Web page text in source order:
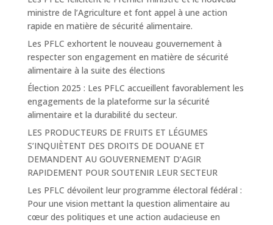
ministre de l’Agriculture et font appel à une action
rapide en matière de sécurité alimentaire.
Les PFLC exhortent le nouveau gouvernement à
respecter son engagement en matière de sécurité
alimentaire à la suite des élections
Élection 2025 : Les PFLC accueillent favorablement les
engagements de la plateforme sur la sécurité
alimentaire et la durabilité du secteur.
LES PRODUCTEURS DE FRUITS ET LÉGUMES
S’INQUIÈTENT DES DROITS DE DOUANE ET
DEMANDENT AU GOUVERNEMENT D’AGIR
RAPIDEMENT POUR SOUTENIR LEUR SECTEUR
Les PFLC dévoilent leur programme électoral fédéral :
Pour une vision mettant la question alimentaire au
cœur des politiques et une action audacieuse en